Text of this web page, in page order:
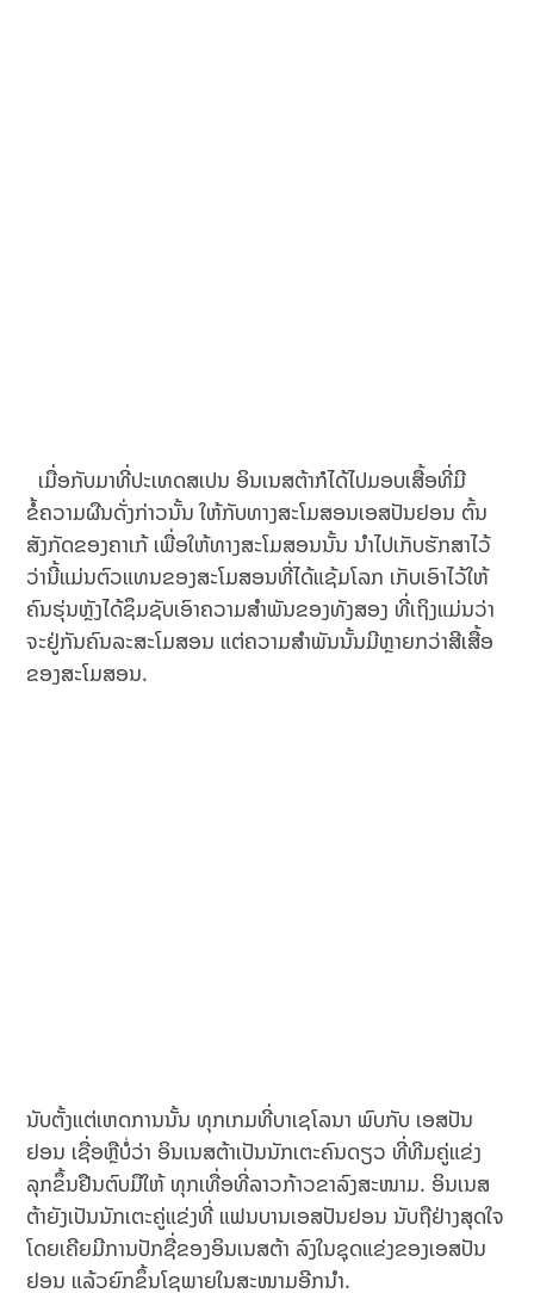
ເມື່ອກັບມາທີ່ປະເທດສເປນ ອິນເນສຕ້າກໍໄດ້ໄປມອບເສື້ອທີ່ມີ
ຂໍ້ຄວາມຜືນດັ່ງກ່າວນັ້ນ ໃຫ້ກັບທາງສະໂມສອນເອສປັນຢອນ ຕົ້ນ
ສັງກັດຂອງຄາເກ້ ເພື່ອໃຫ້ທາງສະໂມສອນນັ້ນ ນຳໄປເກັບຮັກສາໄວ້
ວ່ານີ້ແມ່ນຕົວແທນຂອງສະໂມສອນທີ່ໄດ້ແຊ້ມໂລກ ເກັບເອົາໄວ້ໃຫ້
ຄົນຮຸ່ນຫຼັງໄດ້ຊຶມຊັບເອົາຄວາມສຳພັນຂອງທັງສອງ ທີ່ເຖິງແມ່ນວ່າ
ຈະຢູ່ກັນຄົນລະສະໂມສອນ ແຕ່ຄວາມສຳພັນນັ້ນມີຫຼາຍກວ່າສີເສື້ອ
ຂອງສະໂມສອນ.
ນັບຕັ້ງແຕ່ເຫດການນັ້ນ ທຸກເກມທີ່ບາເຊໂລນາ ພົບກັບ ເອສປັນ
ຢອນ ເຊື່ອຫຼືບໍ່ວ່າ ອິນເນສຕ້າເປັນນັກເຕະຄົນດຽວ ທີ່ທີມຄູ່ແຂ່ງ
ລຸກຂຶ້ນຢືນຕົບມືໃຫ້ ທຸກເທື່ອທີ່ລາວກ້າວຂາລົງສະໜາມ. ອິນເນສ
ຕ້າຍັງເປັນນັກເຕະຄູ່ແຂ່ງທີ່ ແຟນບານເອສປັນຢອນ ນັບຖືຢ່າງສຸດໃຈ
ໂດຍເຄີຍມີການປັກຊື່ຂອງອິນເນສຕ້າ ລົງໃນຊຸດແຂ່ງຂອງເອສປັນ
ຢອນ ແລ້ວຍົກຂຶ້ນໂຊພາຍໃນສະໜາມອີກນຳ.